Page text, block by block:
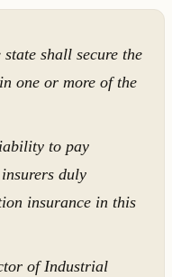
shall secure the
one or more of the
to pay
duly
insurance in this
of Industrial